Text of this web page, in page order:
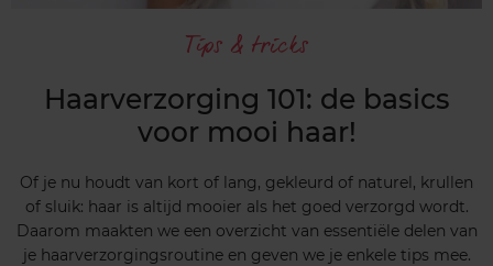
Tips & tricks
Haarverzorging 101: de basics
voor mooi haar!
Of je nu houdt van kort of lang, gekleurd of naturel, krullen
of sluik: haar is altijd mooier als het goed verzorgd wordt.
Daarom maakten we een overzicht van essentiële delen van
je haarverzorgingsroutine en geven we je enkele tips mee.